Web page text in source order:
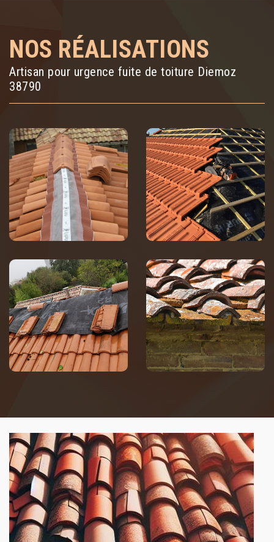
NOS RÉALISATIONS
Artisan pour urgence fuite de toiture Diemoz
38790